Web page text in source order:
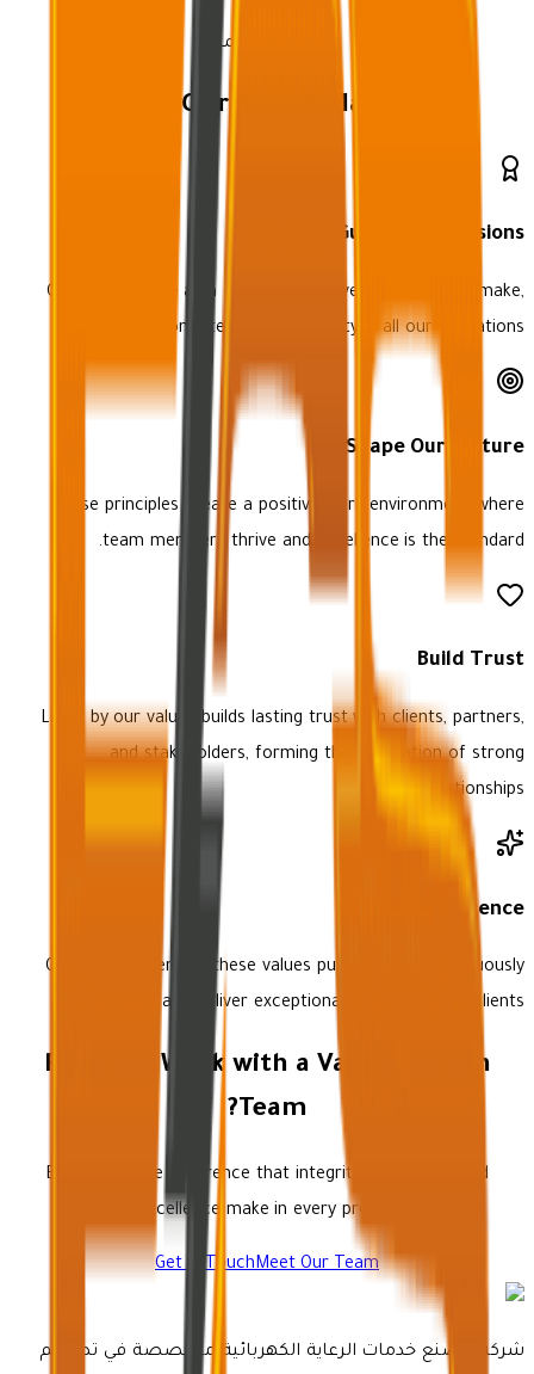
جارٍ تحميل قيمنا...
Why Our Values Matter
Guide Our Decisions
Our values serve as a compass for every decision we make,
ensuring consistency and integrity in all our operations.
Shape Our Culture
These principles create a positive work environment where
team members thrive and excellence is the standard.
Build Trust
Living by our values builds lasting trust with clients, partners,
and stakeholders, forming the foundation of strong
relationships.
Drive Excellence
Our commitment to these values pushes us to continuously
improve and deliver exceptional results for our clients.
Ready to Work with a Values-Driven
Team?
Experience the difference that integrity, innovation, and
excellence make in every project.
Get in TouchMeet Our Team
شركة مصنع خدمات الرعاية الكهربائية متخصصة في تصميم